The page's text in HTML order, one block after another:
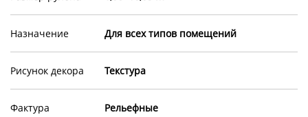
Назначение Для всех типов помещений
Рисунок декора Текстура
Фактура Рельефные